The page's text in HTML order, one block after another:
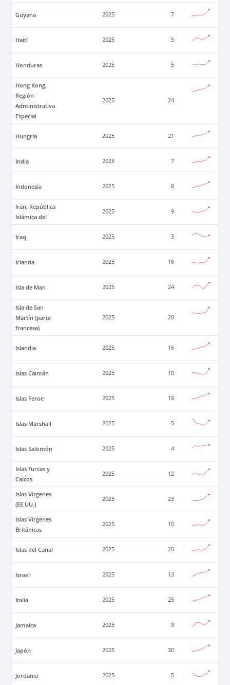
Guyana 2025 7
Haití 2025 5
Honduras 2025 5
Hong Kong,
Región
Administrativa
Especial
2025 24
Hungría 2025 21
India 2025 7
Indonesia 2025 8
Irán, República
Islámica del
2025 9
Iraq 2025 3
Irlanda 2025 16
Isla de Man 2025 24
Isla de San
Martín (parte
francesa)
2025 20
Islandia 2025 16
Islas Caimán 2025 10
Islas Feroe 2025 18
Islas Marshall 2025 5
Islas Salomón 2025 4
Islas Turcas y
Caicos
2025 12
Islas Vírgenes
(EE.UU.)
2025 23
Islas Vírgenes
Británicas
2025 10
Islas del Canal 2025 20
Israel 2025 13
Italia 2025 25
Jamaica 2025 9
Japón 2025 30
Jordania 2025 5